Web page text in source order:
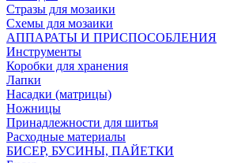
Стразы для мозаики
Схемы для мозаики
АППАРАТЫ И ПРИСПОСОБЛЕНИЯ
Инструменты
Коробки для хранения
Лапки
Насадки (матрицы)
Ножницы
Принадлежности для шитья
Расходные материалы
БИСЕР, БУСИНЫ, ПАЙЕТКИ